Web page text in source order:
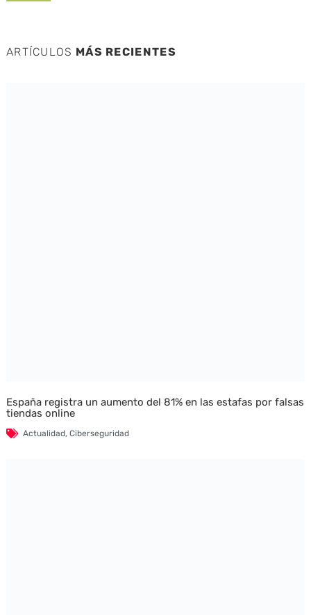
ARTÍCULOS MÁS RECIENTES
España registra un aumento del 81% en las estafas por falsas
tiendas online
Actualidad, Ciberseguridad